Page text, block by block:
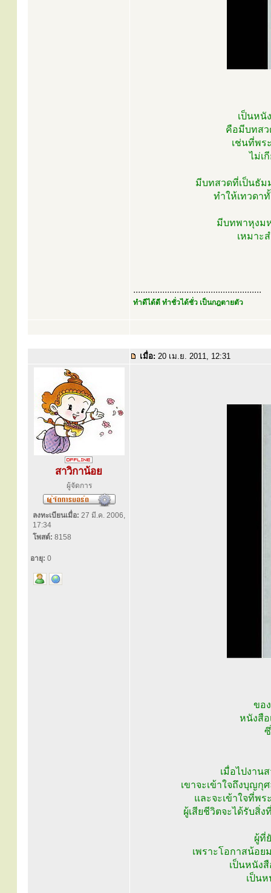
เป็นหนั
คือมีบทสว
เช่นที่พร
ไม่เ
มีบทสวดที่เป็นธัม
ทำให้เทวดา
มีบทพาหุงม
เหมาะ
.....................................................
ทำดีได้ดี ทำชั่วได้ชั่ว เป็นกฎตายตัว
เมื่อ: 20 เม.ย. 2011, 12:31
สาวิกาน้อย
ผู้จัดการ
ลงทะเบียนเมื่อ: 27 มี.ค. 2006,
17:34
โพสต์: 8158
อายุ: 0
ขอ
หนังสือ
เมื่อไปงาน
เขาจะเข้าใจถึงบุญ
และจะเข้าใจที่พ
ผู้เสียชีวิตจะได้รับสิ่
ผู้ที่
เพราะโอกาสน้อ
เป็นหนัง
เป็นห